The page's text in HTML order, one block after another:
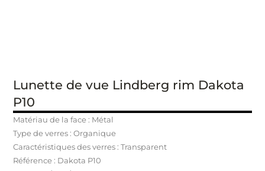
Lunette de vue Lindberg rim Dakota
P10
Matériau de la face : Métal
Type de verres : Organique
Caractéristiques des verres : Transparent
Référence : Dakota P10